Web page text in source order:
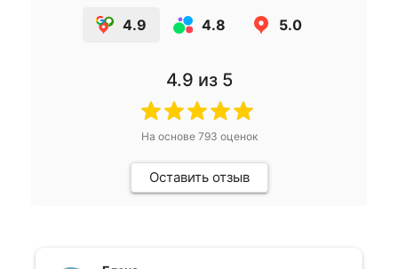
4.9 4.8 5.0
4.9 из 5
На основе 793 оценок
Оставить отзыв